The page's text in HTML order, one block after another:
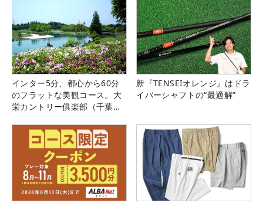
インター5分、都心から60分
のフラットな美観コース。大
栄カントリー俱楽部（千葉
新『TENSEIオレンジ』はドラ
イバーシャフトの“最適解”